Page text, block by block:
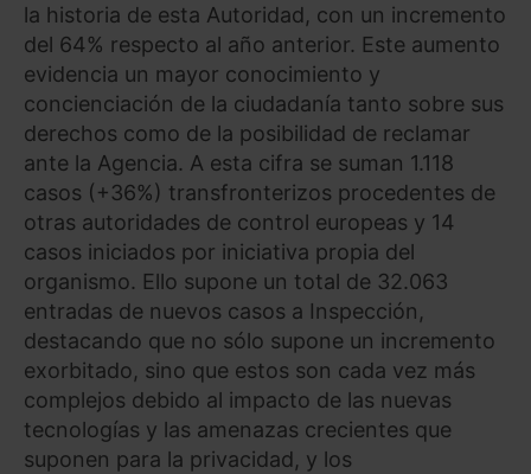
la historia de esta Autoridad, con un incremento
del 64% respecto al año anterior. Este aumento
evidencia un mayor conocimiento y
concienciación de la ciudadanía tanto sobre sus
derechos como de la posibilidad de reclamar
ante la Agencia. A esta cifra se suman 1.118
casos (+36%) transfronterizos procedentes de
otras autoridades de control europeas y 14
casos iniciados por iniciativa propia del
organismo. Ello supone un total de 32.063
entradas de nuevos casos a Inspección,
destacando que no sólo supone un incremento
exorbitado, sino que estos son cada vez más
complejos debido al impacto de las nuevas
tecnologías y las amenazas crecientes que
suponen para la privacidad, y los